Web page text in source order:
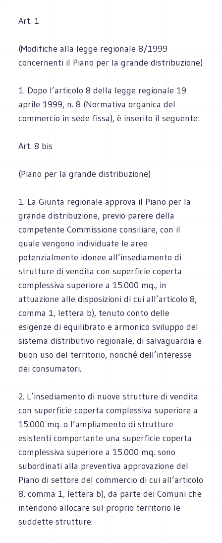
Art. 1
(Modifiche alla legge regionale 8/1999
concernenti il Piano per la grande distribuzione)
1. Dopo l’articolo 8 della legge regionale 19
aprile 1999, n. 8 (Normativa organica del
commercio in sede fissa), è inserito il seguente:
Art. 8 bis
(Piano per la grande distribuzione)
1. La Giunta regionale approva il Piano per la
grande distribuzione, previo parere della
competente Commissione consiliare, con il
quale vengono individuate le aree
potenzialmente idonee all’insediamento di
strutture di vendita con superficie coperta
complessiva superiore a 15.000 mq., in
attuazione alle disposizioni di cui all’articolo 8,
comma 1, lettera b), tenuto conto delle
esigenze di equilibrato e armonico sviluppo del
sistema distributivo regionale, di salvaguardia e
buon uso del territorio, nonché dell’interesse
dei consumatori.
2. L’insediamento di nuove strutture di vendita
con superficie coperta complessiva superiore a
15.000 mq. o l’ampliamento di strutture
esistenti comportante una superficie coperta
complessiva superiore a 15.000 mq. sono
subordinati alla preventiva approvazione del
Piano di settore del commercio di cui all’articolo
8, comma 1, lettera b), da parte dei Comuni che
intendono allocare sul proprio territorio le
suddette strutture.